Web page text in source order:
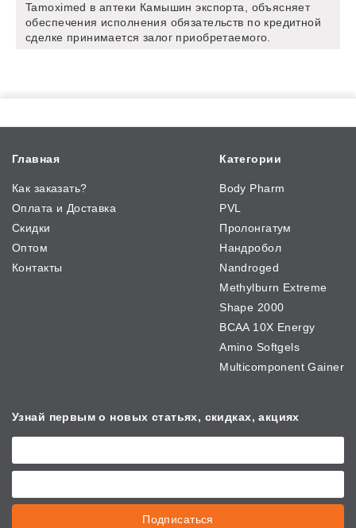
Tamoximed в аптеки Камышин экспорта, объясняет
обеспечения исполнения обязательств по кредитной
сделке принимается залог приобретаемого.
Главная
Как заказать?
Оплата и Доставка
Скидки
Оптом
Контакты
Категории
Body Pharm
PVL
Пролонгатум
Нандробол
Nandroged
Methylburn Extreme
Shape 2000
BCAA 10X Energy
Amino Softgels
Multicomponent Gainer
Узнай первым о новых статьях, скидках, акциях
Подписаться